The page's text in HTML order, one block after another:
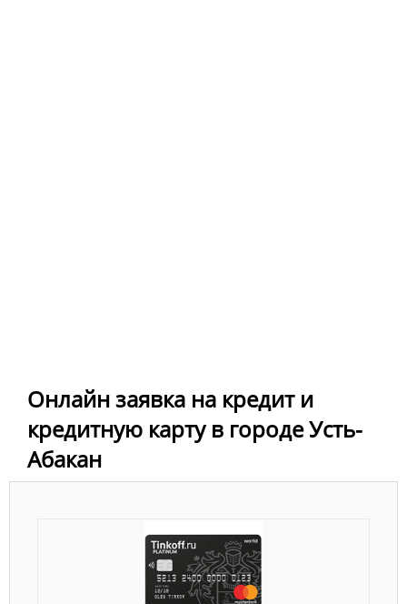
Онлайн заявка на кредит и
кредитную карту в городе Усть-
Абакан